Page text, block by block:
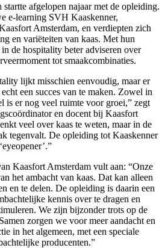
afgelopen najaar met de opleiding.
e-learning SVH Kaaskenner,
Amsterdam, en verdiepten zich
en variëteiten van kaas. Met hun
de hospitality beter adviseren over
tot smaakcombinaties.
lijkt misschien eenvoudig, maar er
een succes van te maken. Zowel in
is er nog veel ruimte voor groei,” zegt
en docent bij Kaasfort
veel over kaas te weten, maar in de
tegenvalt. De opleiding tot Kaaskenner
Kaasfort Amsterdam vult aan: “Onze
het ambacht van kaas. Dat kan alleen
en te delen. De opleiding is daarin een
kennis over te dragen en
We zijn bijzonder trots op de
zorgen we voor meer aandacht en
in het algemeen, met een speciale
producenten.”